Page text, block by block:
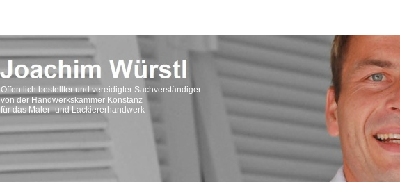
Öffentlich bestellter und vereidigter Sachverständiger
von der Handwerkskammer Konstanz
für das Maler- und Lackiererhandwerk